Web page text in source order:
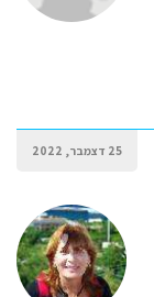
25 דצמבר, 2022